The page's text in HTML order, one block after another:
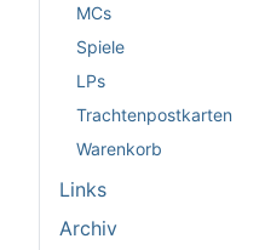
MCs
Spiele
LPs
Trachtenpostkarten
Warenkorb
Links
Archiv